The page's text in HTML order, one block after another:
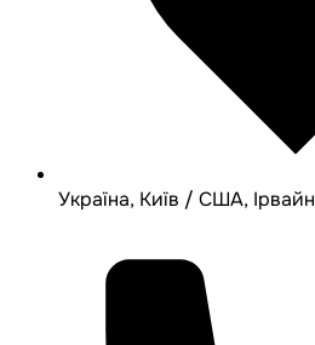
Україна, Київ / США, Ірвайн